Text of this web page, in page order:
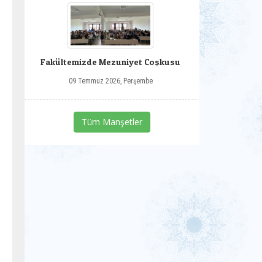
Fakültemizde Mezuniyet Coşkusu
09 Temmuz 2026, Perşembe
Tüm Manşetler